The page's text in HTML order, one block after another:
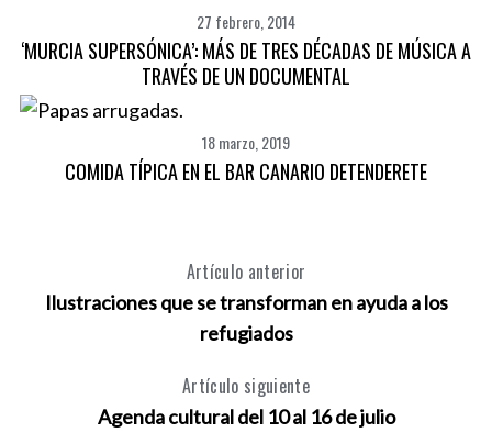
27 febrero, 2014
‘MURCIA SUPERSÓNICA’: MÁS DE TRES DÉCADAS DE MÚSICA A
TRAVÉS DE UN DOCUMENTAL
18 marzo, 2019
COMIDA TÍPICA EN EL BAR CANARIO DETENDERETE
Artículo anterior
Ilustraciones que se transforman en ayuda a los
refugiados
Artículo siguiente
Agenda cultural del 10 al 16 de julio